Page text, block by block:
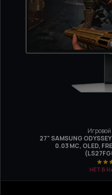
27" SAMSUNG
0.03 МС, OLED,
НЕТ В